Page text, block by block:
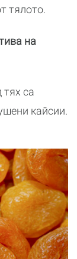
тялото.
на
са
кайсии.